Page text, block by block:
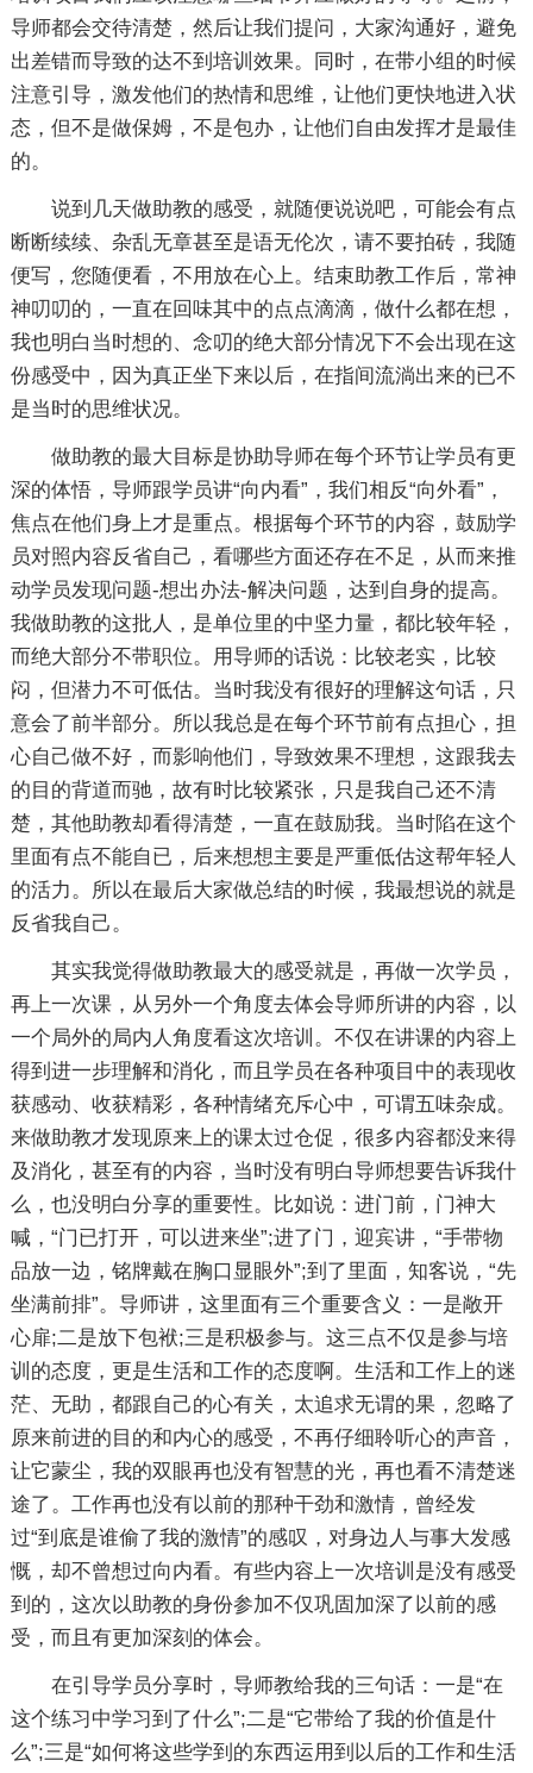
导师都会交待清楚，然后让我们提问，大家沟通好，避免
出差错而导致的达不到培训效果。同时，在带小组的时候
注意引导，激发他们的热情和思维，让他们更快地进入状
态，但不是做保姆，不是包办，让他们自由发挥才是最佳
的。
说到几天做助教的感受，就随便说说吧，可能会有点
断断续续、杂乱无章甚至是语无伦次，请不要拍砖，我随
便写，您随便看，不用放在心上。结束助教工作后，常神
神叨叨的，一直在回味其中的点点滴滴，做什么都在想，
我也明白当时想的、念叨的绝大部分情况下不会出现在这
份感受中，因为真正坐下来以后，在指间流淌出来的已不
是当时的思维状况。
做助教的最大目标是协助导师在每个环节让学员有更
深的体悟，导师跟学员讲“向内看”，我们相反“向外看”，
焦点在他们身上才是重点。根据每个环节的内容，鼓励学
员对照内容反省自己，看哪些方面还存在不足，从而来推
动学员发现问题-想出办法-解决问题，达到自身的提高。
我做助教的这批人，是单位里的中坚力量，都比较年轻，
而绝大部分不带职位。用导师的话说：比较老实，比较
闷，但潜力不可低估。当时我没有很好的理解这句话，只
意会了前半部分。所以我总是在每个环节前有点担心，担
心自己做不好，而影响他们，导致效果不理想，这跟我去
的目的背道而驰，故有时比较紧张，只是我自己还不清
楚，其他助教却看得清楚，一直在鼓励我。当时陷在这个
里面有点不能自已，后来想想主要是严重低估这帮年轻人
的活力。所以在最后大家做总结的时候，我最想说的就是
反省我自己。
其实我觉得做助教最大的感受就是，再做一次学员，
再上一次课，从另外一个角度去体会导师所讲的内容，以
一个局外的局内人角度看这次培训。不仅在讲课的内容上
得到进一步理解和消化，而且学员在各种项目中的表现收
获感动、收获精彩，各种情绪充斥心中，可谓五味杂成。
来做助教才发现原来上的课太过仓促，很多内容都没来得
及消化，甚至有的内容，当时没有明白导师想要告诉我什
么，也没明白分享的重要性。比如说：进门前，门神大
喊，“门已打开，可以进来坐”;进了门，迎宾讲，“手带物
品放一边，铭牌戴在胸口显眼外”;到了里面，知客说，“先
坐满前排”。导师讲，这里面有三个重要含义：一是敞开
心扉;二是放下包袱;三是积极参与。这三点不仅是参与培
训的态度，更是生活和工作的态度啊。生活和工作上的迷
茫、无助，都跟自己的心有关，太追求无谓的果，忽略了
原来前进的目的和内心的感受，不再仔细聆听心的声音，
让它蒙尘，我的双眼再也没有智慧的光，再也看不清楚迷
途了。工作再也没有以前的那种干劲和激情，曾经发
过“到底是谁偷了我的激情”的感叹，对身边人与事大发感
慨，却不曾想过向内看。有些内容上一次培训是没有感受
到的，这次以助教的身份参加不仅巩固加深了以前的感
受，而且有更加深刻的体会。
在引导学员分享时，导师教给我的三句话：一是“在
这个练习中学习到了什么”;二是“它带给了我的价值是什
么”;三是“如何将这些学到的东西运用到以后的工作和生活